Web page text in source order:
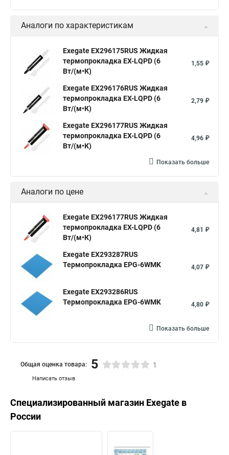
Аналоги по характеристикам
Exegate EX296175RUS Жидкая
термопрокладка EX-LQPD (6
Вт/(м•К)
1,55 ₽
Exegate EX296176RUS Жидкая
термопрокладка EX-LQPD (6
Вт/(м•К)
2,79 ₽
Exegate EX296177RUS Жидкая
термопрокладка EX-LQPD (6
Вт/(м•К)
4,96 ₽
Показать больше
Аналоги по цене
Exegate EX296177RUS Жидкая
термопрокладка EX-LQPD (6
Вт/(м•К)
4,81 ₽
Exegate EX293287RUS
Термопрокладка EPG-6WMK
4,07 ₽
Exegate EX293286RUS
Термопрокладка EPG-6WMK
4,80 ₽
Показать больше
Написать отзыв
Общая оценка товара: 5 1
Специализированный магазин Exegate в
России